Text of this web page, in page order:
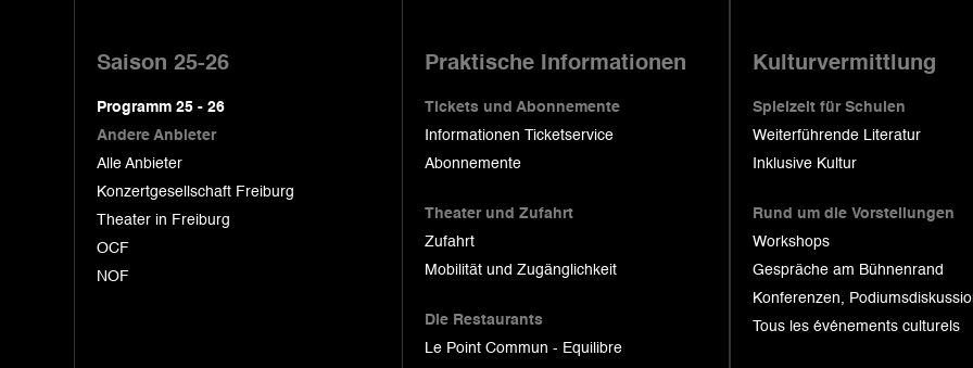
Saison 25-26
Programm 25 - 26
Andere Anbieter
Alle Anbieter
Konzertgesellschaft Freiburg
Theater in Freiburg
OCF
NOF
Praktische Informationen
Tickets und Abonnemente
Informationen Ticketservice
Abonnemente
Theater und Zufahrt
Zufahrt
Mobilität und Zugänglichkeit
Die Restaurants
Le Point Commun - Equilibre
Kulturvermittlung
Spielzeit für Schulen
Weiterführende Literatur
Inklusive Kultur
Rund um die Vorstellungen
Workshops
Gespräche am Bühnenrand
Konferenzen,
Tous les événements culturels